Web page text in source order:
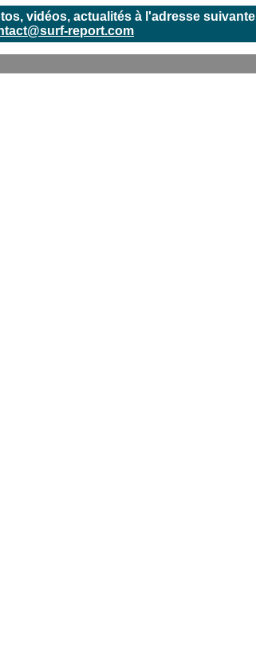
vidéos, actualités à l'adresse suivante
report.com